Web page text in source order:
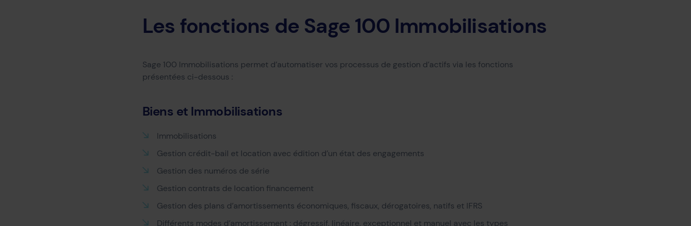
Les fonctions de Sage 100 Immobilisations
Sage 100 Immobilisations permet d’automatiser vos processus de gestion d’actifs via les fonctions
présentées ci-dessous :
Biens et Immobilisations
Immobilisations
Gestion crédit-bail et location avec édition d’un état des engagements
Gestion des numéros de série
Gestion contrats de location financement
Gestion des plans d’amortissements économiques, fiscaux, dérogatoires, natifs et IFRS
Différents modes d’amortissement : dégressif, linéaire, exceptionnel et manuel avec les types